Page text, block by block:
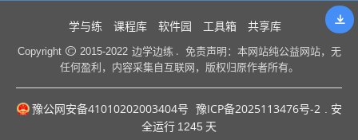
学与练 课程库 软件园 工具箱 共享库
Copyright 2015-2022 边学边练 .
免责声明：本网站纯公益网站，无
任何盈利，内容采集自互联网，版权归原作者所有。
豫公网安备41010202003404号 豫ICP备2025113476号-2
. 安
全运行 1245 天